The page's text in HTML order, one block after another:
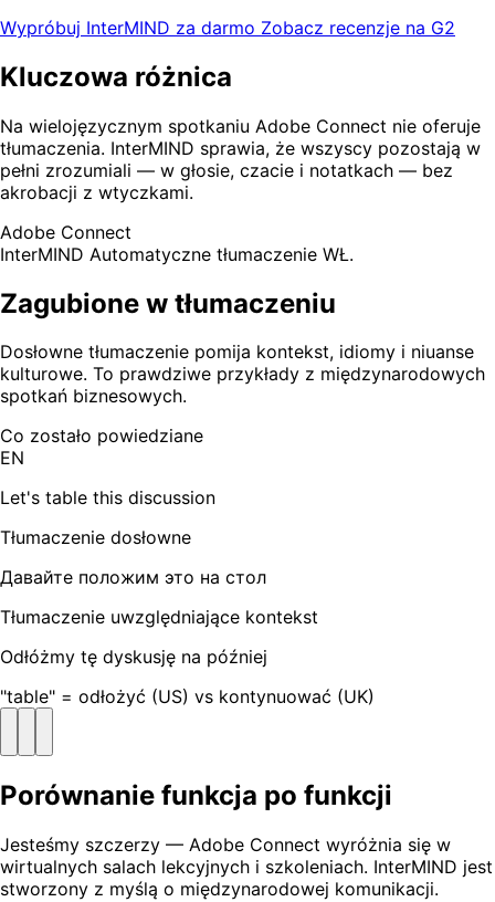
Wypróbuj InterMIND za darmo Zobacz recenzje na G2
Kluczowa różnica
Na wielojęzycznym spotkaniu Adobe Connect nie oferuje
tłumaczenia. InterMIND sprawia, że wszyscy pozostają w
pełni zrozumiali — w głosie, czacie i notatkach — bez
akrobacji z wtyczkami.
Adobe Connect
InterMIND Automatyczne tłumaczenie WŁ.
Zagubione w tłumaczeniu
Dosłowne tłumaczenie pomija kontekst, idiomy i niuanse
kulturowe. To prawdziwe przykłady z międzynarodowych
spotkań biznesowych.
Co zostało powiedziane
EN
Let's table this discussion
Tłumaczenie dosłowne
Давайте положим это на стол
Tłumaczenie uwzględniające kontekst
Odłóżmy tę dyskusję na później
"table" = odłożyć (US) vs kontynuować (UK)
Porównanie funkcja po funkcji
Jesteśmy szczerzy — Adobe Connect wyróżnia się w
wirtualnych salach lekcyjnych i szkoleniach. InterMIND jest
stworzony z myślą o międzynarodowej komunikacji.